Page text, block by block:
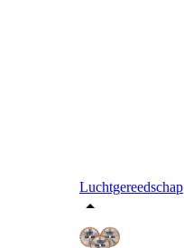
Luchtgereedschap